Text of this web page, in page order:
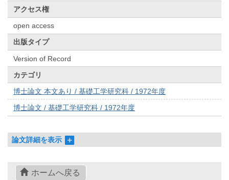
アクセス権
open access
出版タイプ
Version of Record
カテゴリ
博士論文 本文あり / 基礎工学研究科 / 1972年度
博士論文 / 基礎工学研究科 / 1972年度
論文詳細を表示
ホームへ戻る